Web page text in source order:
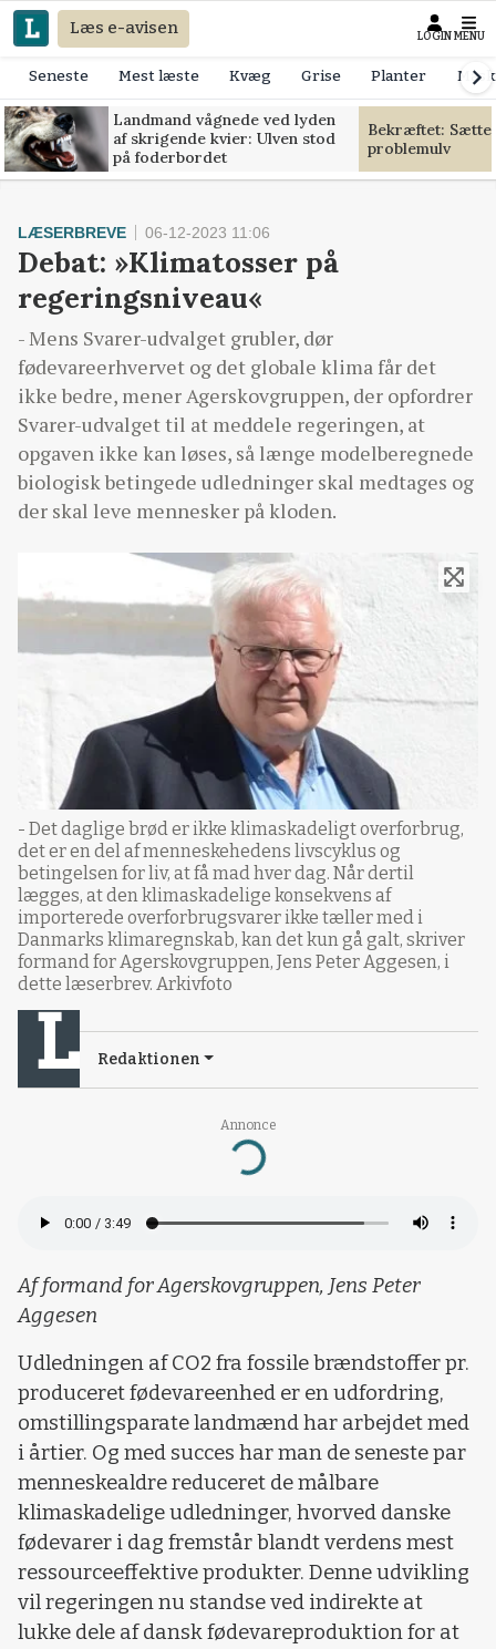
Læs e-avisen LOGIN MENU
Seneste Mest læste Kvæg Grise Planter
Landmand vågnede ved lyden
af skrigende kvier: Ulven stod
på foderbordet
Bekræftet:
problemulv
Annonce
Loading...
LÆSERBREVE 06-12-2023 11:06
Debat: »Klimatosser på
regeringsniveau«
- Mens Svarer-udvalget grubler, dør
fødevareerhvervet og det globale klima får det
ikke bedre, mener Agerskovgruppen, der opfordrer
Svarer-udvalget til at meddele regeringen, at
opgaven ikke kan løses, så længe modelberegnede
biologisk betingede udledninger skal medtages og
der skal leve mennesker på kloden.
- Det daglige brød er ikke klimaskadeligt overforbrug,
det er en del af menneskehedens livscyklus og
betingelsen for liv, at få mad hver dag. Når dertil
lægges, at den klimaskadelige konsekvens af
importerede overforbrugsvarer ikke tæller med i
Danmarks klimaregnskab, kan det kun gå galt, skriver
formand for Agerskovgruppen, Jens Peter Aggesen, i
dette læserbrev. Arkivfoto
Redaktionen
Af formand for Agerskovgruppen, Jens Peter
Aggesen
Udledningen af CO2 fra fossile brændstoffer pr.
produceret fødevareenhed er en udfordring,
omstillingsparate landmænd har arbejdet med
i årtier. Og med succes har man de seneste par
menneskealdre reduceret de målbare
klimaskadelige udledninger, hvorved danske
fødevarer i dag fremstår blandt verdens mest
ressourceeffektive produkter. Denne udvikling
vil regeringen nu standse ved indirekte at
lukke dele af dansk fødevareproduktion for at